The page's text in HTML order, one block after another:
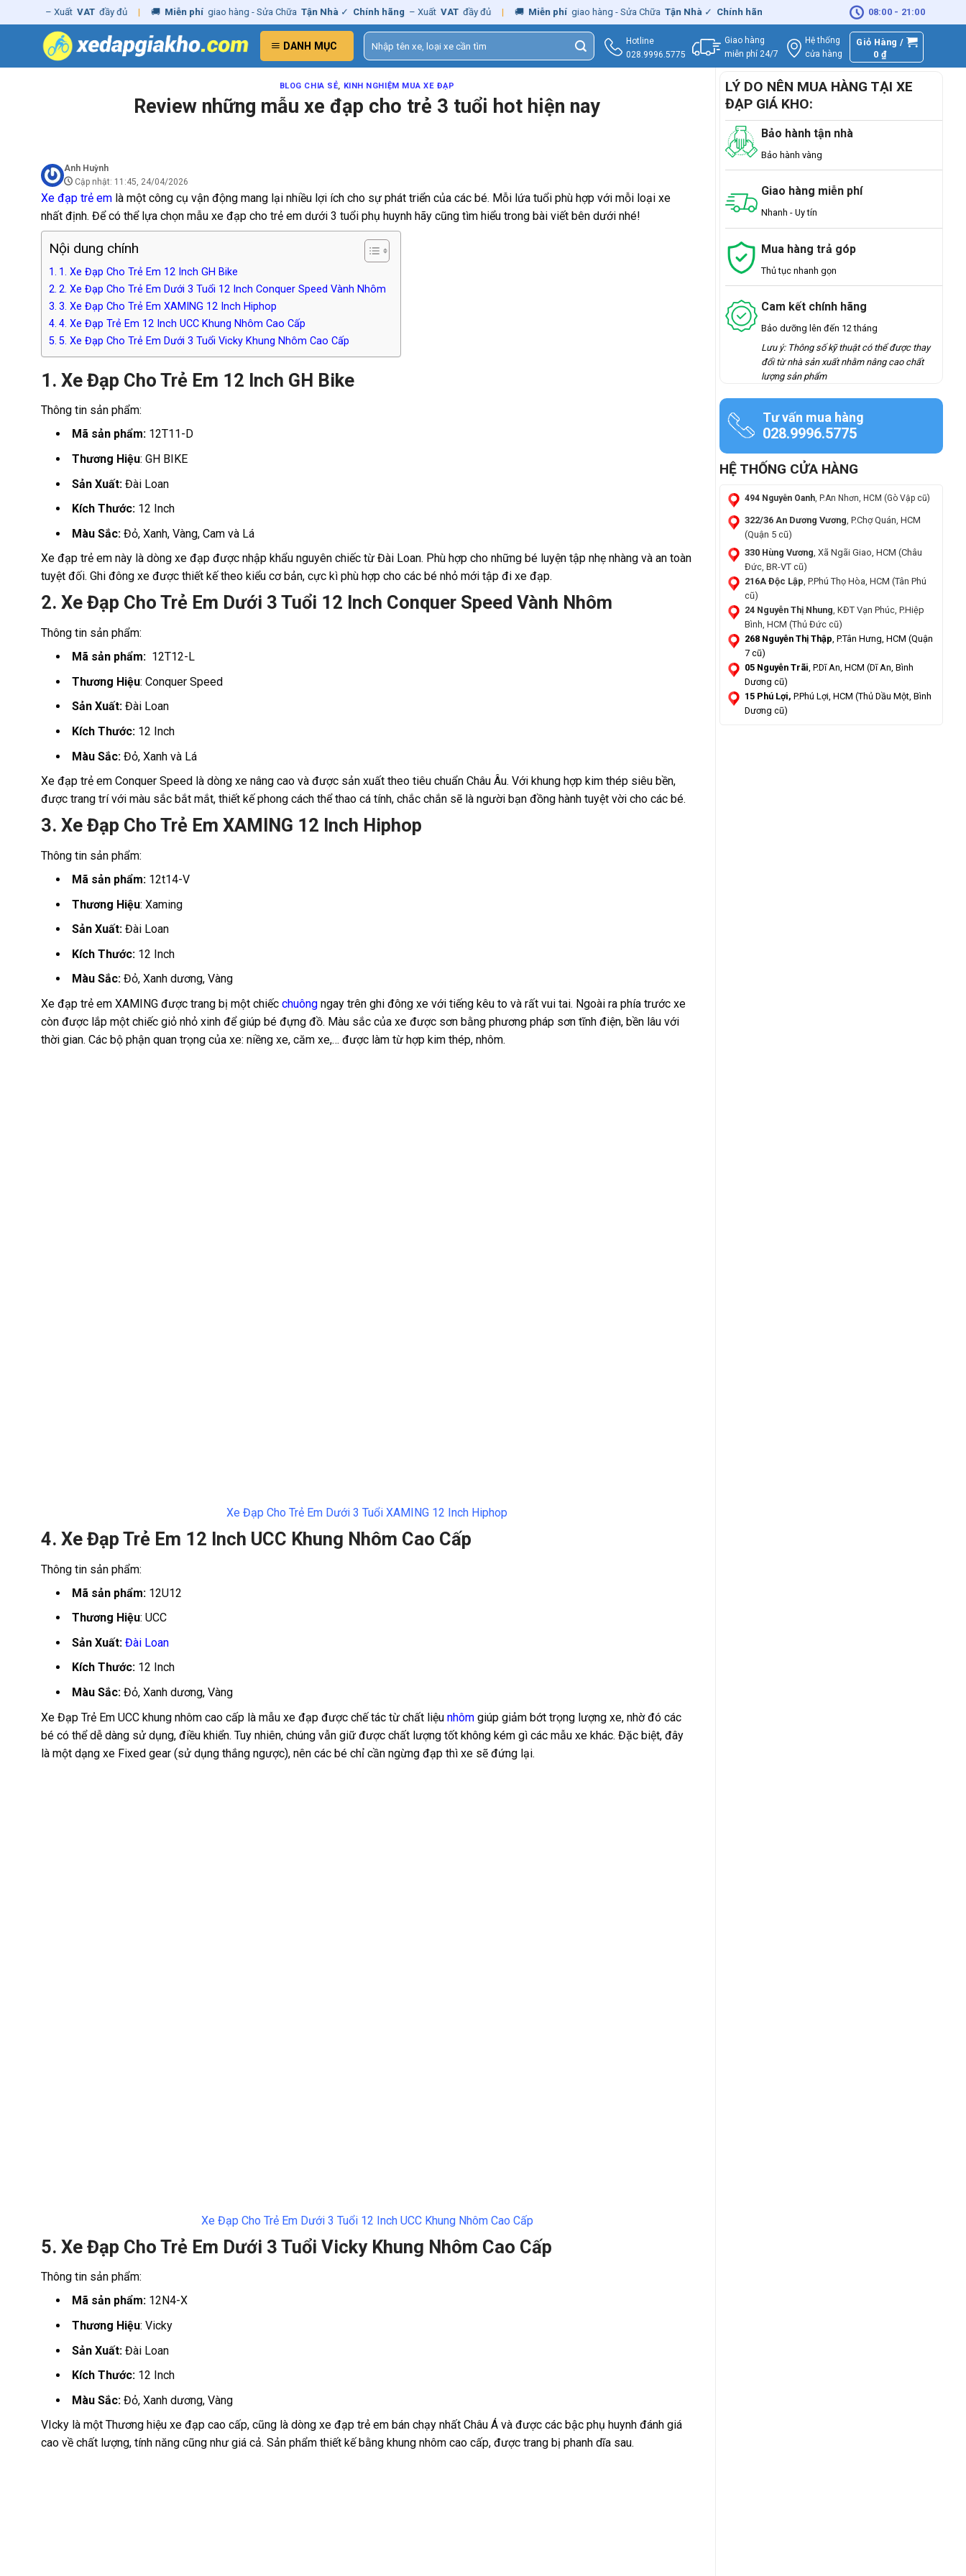
to
– Xuất VAT đầy đủ | 🚚 Miễn phí giao hàng - Sửa Chữa Tận Nhà ✓ Chính hãng – Xuất VAT đầy đủ | 🚚 Miễn phí giao hàng - Sửa Chữa Tận Nhà ✓ Chính hãng – Xuất 🚚 Miễn phí giao hàng -
08:00 - 21:00
DANH MỤC
Tìm
kiếm:
Hotline
028.9996.5775
Giao hàng
miễn phí 24/7
Hệ thống
cửa hàng
Giỏ Hàng /
0 ₫
BLOG CHIA SẺ, KINH NGHIỆM MUA XE ĐẠP
Review những mẫu xe đạp cho trẻ 3 tuổi hot hiện nay
Anh Huỳnh
Cập nhật: 11:45, 24/04/2026
Xe đạp trẻ em là một công cụ vận động mang lại nhiều lợi ích cho sự phát triển của các bé. Mỗi lứa tuổi phù hợp với mỗi loại xe
nhất định. Để có thể lựa chọn mẫu xe đạp cho trẻ em dưới 3 tuổi phụ huynh hãy cũng tìm hiểu trong bài viết bên dưới nhé!
Nội dung chính
1. Xe Đạp Cho Trẻ Em 12 Inch GH Bike
2. Xe Đạp Cho Trẻ Em Dưới 3 Tuổi 12 Inch Conquer Speed Vành Nhôm
3. Xe Đạp Cho Trẻ Em XAMING 12 Inch Hiphop
4. Xe Đạp Trẻ Em 12 Inch UCC Khung Nhôm Cao Cấp
5. Xe Đạp Cho Trẻ Em Dưới 3 Tuổi Vicky Khung Nhôm Cao Cấp
1. Xe Đạp Cho Trẻ Em 12 Inch GH Bike
Thông tin sản phẩm:
Mã sản phẩm:12T11-D
Thương Hiệu: GH BIKE
Sản Xuất:Đài Loan
Kích Thước:12 Inch
Màu Sắc:Đỏ, Xanh, Vàng, Cam và Lá
Xe đạp trẻ em này là dòng xe đạp được nhập khẩu nguyên chiếc từ Đài Loan. Phù hợp cho những bé luyện tập nhẹ nhàng và an toàn
tuyệt đối. Ghi đông xe được thiết kế theo kiểu cơ bản, cực kì phù hợp cho các bé nhỏ mới tập đi xe đạp.
2. Xe Đạp Cho Trẻ Em Dưới 3 Tuổi 12 Inch Conquer Speed Vành Nhôm
Thông tin sản phẩm:
Mã sản phẩm:12T12-L
Thương Hiệu: Conquer Speed
Sản Xuất:Đài Loan
Kích Thước:12 Inch
Màu Sắc:Đỏ, Xanh và Lá
Xe đạp trẻ em Conquer Speed là dòng xe nâng cao và được sản xuất theo tiêu chuẩn Châu Âu. Với khung hợp kim thép siêu bền,
được trang trí với màu sắc bắt mắt, thiết kế phong cách thể thao cá tính, chắc chắn sẽ là người bạn đồng hành tuyệt vời cho các bé.
3. Xe Đạp Cho Trẻ Em XAMING 12 Inch Hiphop
Thông tin sản phẩm:
Mã sản phẩm:12t14-V
Thương Hiệu: Xaming
Sản Xuất:Đài Loan
Kích Thước:12 Inch
Màu Sắc:Đỏ, Xanh dương, Vàng
Xe đạp trẻ em XAMING được trang bị một chiếc chuông ngay trên ghi đông xe với tiếng kêu to và rất vui tai. Ngoài ra phía trước xe
còn được lắp một chiếc giỏ nhỏ xinh để giúp bé đựng đồ. Màu sắc của xe được sơn bằng phương pháp sơn tĩnh điện, bền lâu với
thời gian. Các bộ phận quan trọng của xe: niềng xe, căm xe,… được làm từ hợp kim thép, nhôm.
Xe Đạp Cho Trẻ Em Dưới 3 Tuổi XAMING 12 Inch Hiphop
4. Xe Đạp Trẻ Em 12 Inch UCC Khung Nhôm Cao Cấp
Thông tin sản phẩm:
Mã sản phẩm:12U12
Thương Hiệu: UCC
Sản Xuất:Đài Loan
Kích Thước:12 Inch
Màu Sắc:Đỏ, Xanh dương, Vàng
Xe Đạp Trẻ Em UCC khung nhôm cao cấp là mẫu xe đạp được chế tác từ chất liệu nhôm giúp giảm bớt trọng lượng xe, nhờ đó các
bé có thể dễ dàng sử dụng, điều khiển. Tuy nhiên, chúng vẫn giữ được chất lượng tốt không kém gì các mẫu xe khác. Đặc biệt, đây
là một dạng xe Fixed gear (sử dụng thắng ngược), nên các bé chỉ cần ngừng đạp thì xe sẽ đứng lại.
Xe Đạp Cho Trẻ Em Dưới 3 Tuổi 12 Inch UCC Khung Nhôm Cao Cấp
5. Xe Đạp Cho Trẻ Em Dưới 3 Tuổi Vicky Khung Nhôm Cao Cấp
Thông tin sản phẩm:
Mã sản phẩm:12N4-X
Thương Hiệu: Vicky
Sản Xuất:Đài Loan
Kích Thước:12 Inch
Màu Sắc:Đỏ, Xanh dương, Vàng
VIcky là một Thương hiệu xe đạp cao cấp, cũng là dòng xe đạp trẻ em bán chạy nhất Châu Á và được các bậc phụ huynh đánh giá
cao về chất lượng, tính năng cũng như giá cả. Sản phẩm thiết kế bằng khung nhôm cao cấp, được trang bị phanh dĩa sau.
LÝ DO NÊN MUA HÀNG TẠI XE
ĐẠP GIÁ KHO:
Bảo hành tận nhà
Bảo hành vàng
Giao hàng miễn phí
Nhanh - Uy tín
Mua hàng trả góp
Thủ tục nhanh gọn
Cam kết chính hãng
Bảo dưỡng lên đến 12 tháng
Lưu ý: Thông số kỹ thuật có thể được thay
đổi từ nhà sản xuất nhằm nâng cao chất
lượng sản phẩm
Tư vấn mua hàng
028.9996.5775
HỆ THỐNG CỬA HÀNG
494 Nguyễn Oanh, P.An Nhơn, HCM (Gò Vập cũ)
322/36 An Dương Vương, P.Chợ Quán, HCM
(Quận 5 cũ)
330 Hùng Vương, Xã Ngãi Giao, HCM (Châu
Đức, BR-VT cũ)
216A Độc Lập, P.Phú Thọ Hòa, HCM (Tân Phú
cũ)
24 Nguyễn Thị Nhung, KĐT Vạn Phúc, P.Hiệp
Bình, HCM (Thủ Đức cũ)
268 Nguyễn Thị Thập, P.Tân Hưng, HCM (Quận
7 cũ)
05 Nguyễn Trãi, P.Dĩ An, HCM (Dĩ An, Bình
Dương cũ)
15 Phú Lợi, P.Phú Lợi, HCM (Thủ Dầu Một, Bình
Dương cũ)